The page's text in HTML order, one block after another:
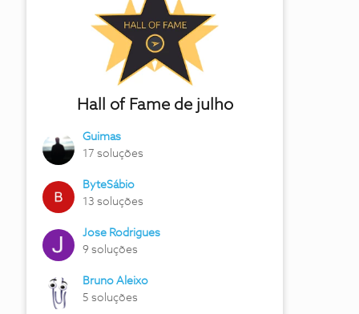
Hall of Fame de julho
Guimas
17 soluções
ByteSábio
13 soluções
Jose Rodrigues
9 soluções
Bruno Aleixo
5 soluções